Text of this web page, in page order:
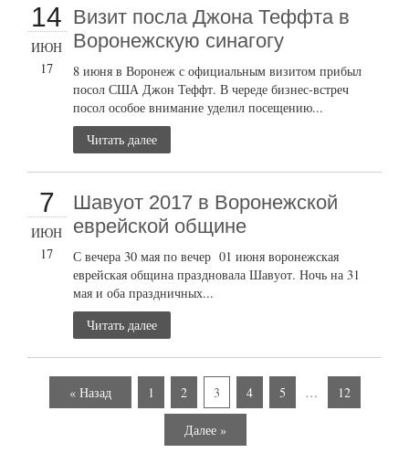
14
ИЮН
17
Визит посла Джона Теффта в
Воронежскую синагогу
8 июня в Воронеж с официальным визитом прибыл
посол США Джон Теффт. В череде бизнес-встреч
посол особое внимание уделил посещению...
Читать далее
7
ИЮН
17
Шавуот 2017 в Воронежской
еврейской общине
С вечера 30 мая по вечер 01 июня воронежская
еврейская община праздновала Шавуот. Ночь на 31
мая и оба праздничных...
Читать далее
« Назад 1 2 3 4 5 … 12
Далее »